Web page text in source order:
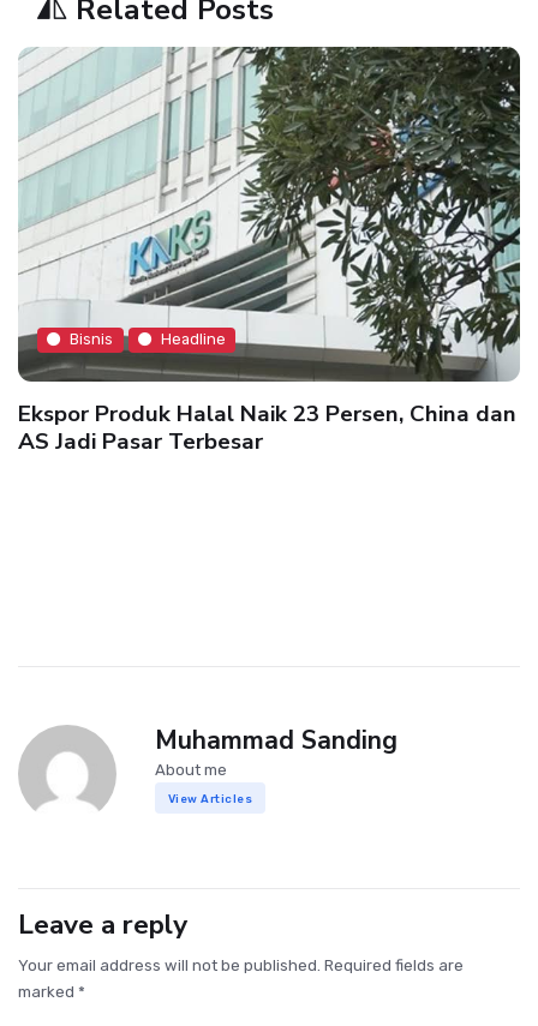
Related Posts
Bisnis Headline
Ekspor Produk Halal Naik 23 Persen, China dan
AS Jadi Pasar Terbesar
Muhammad Sanding
About me
View Articles
Leave a reply
Your email address will not be published. Required fields are
marked *